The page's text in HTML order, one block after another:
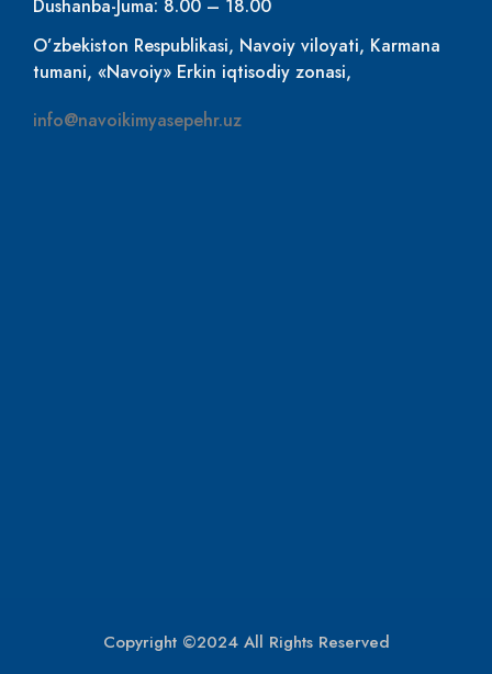
Dushanba-Juma: 8.00 – 18.00
O’zbekiston Respublikasi, Navoiy viloyati, Karmana
tumani, «Navoiy» Erkin iqtisodiy zonasi,
info@navoikimyasepehr.uz
Copyright ©2024 All Rights Reserved